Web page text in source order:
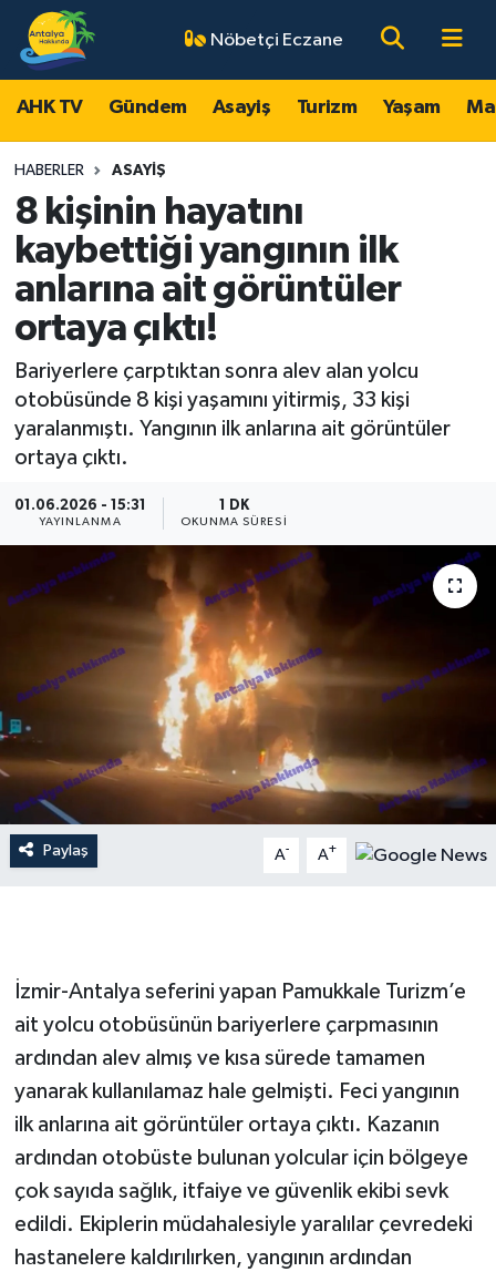
Nöbetçi Eczane
AHK TV Gündem Asayiş Turizm Yaşam
HABERLER ASAYIŞ
8 kişinin hayatını
kaybettiği yangının ilk
anlarına ait görüntüler
ortaya çıktı!
Bariyerlere çarptıktan sonra alev alan yolcu
otobüsünde 8 kişi yaşamını yitirmiş, 33 kişi
yaralanmıştı. Yangının ilk anlarına ait görüntüler
ortaya çıktı.
01.06.2026 - 15:31
YAYINLANMA
1 DK
OKUNMA SÜRESI
Paylaş A- A+
İzmir-Antalya seferini yapan Pamukkale Turizm’e
ait yolcu otobüsünün bariyerlere çarpmasının
ardından alev almış ve kısa sürede tamamen
yanarak kullanılamaz hale gelmişti. Feci yangının
ilk anlarına ait görüntüler ortaya çıktı. Kazanın
ardından otobüste bulunan yolcular için bölgeye
çok sayıda sağlık, itfaiye ve güvenlik ekibi sevk
edildi. Ekiplerin müdahalesiyle yaralılar çevredeki
hastanelere kaldırılırken, yangının ardından
AHK TV
Gündem
Asayiş
Turizm
Magazin
Ekonomi
Resmi Reklamlar
Antalya Nöbetçi Eczaneler
Antalya Hava Durumu
Antalya Namaz Vakitleri
Antalya Trafik Yoğunluk Haritası
Süper Lig Puan Durumu ve Fikstür
Tüm Manşetler
Son Dakika Haberleri